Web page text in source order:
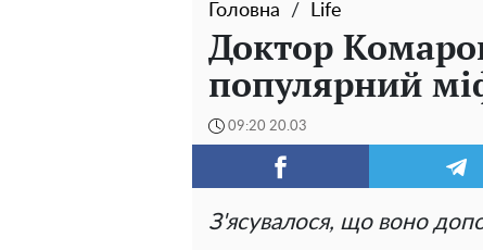
Головна Life
Доктор
популярний
09:20 20.03
З'ясувалося, що воно